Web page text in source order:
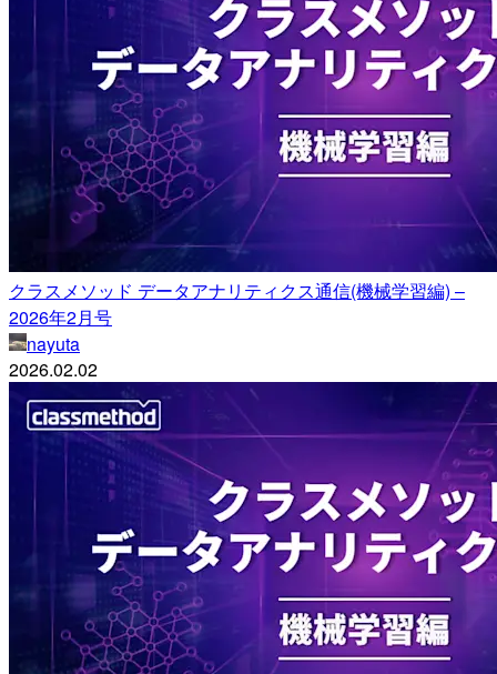
クラスメソッド データアナリティクス通信(機械学習編) –
2026年2月号
nayuta
2026.02.02